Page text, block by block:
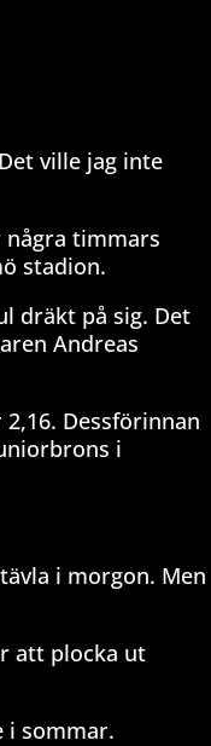
ville jag inte
timmars
stadion.
dräkt på sig. Det
Andreas
Dessförinnan
i
i morgon. Men
att plocka ut
i sommar.